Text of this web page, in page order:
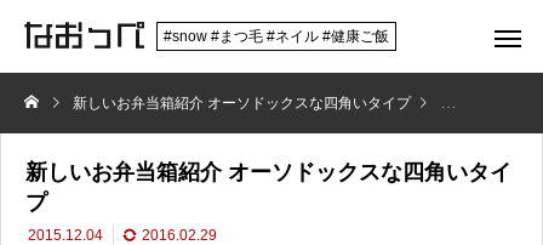
#snow #まつ毛 #ネイル #健康ご飯
新しいお弁当箱紹介 オーソドックスな四角いタイプ お弁当箱紹介
新しいお弁当箱紹介 オーソドックスな四角いタイ
プ
2015.12.04 2016.02.29